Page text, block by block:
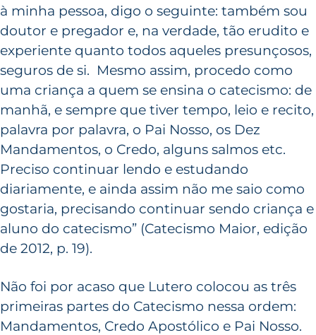
à minha pessoa, digo o seguinte: também sou
doutor e pregador e, na verdade, tão erudito e
experiente quanto todos aqueles presunçosos,
seguros de si. Mesmo assim, procedo como
uma criança a quem se ensina o catecismo: de
manhã, e sempre que tiver tempo, leio e recito,
palavra por palavra, o Pai Nosso, os Dez
Mandamentos, o Credo, alguns salmos etc.
Preciso continuar lendo e estudando
diariamente, e ainda assim não me saio como
gostaria, precisando continuar sendo criança e
aluno do catecismo” (Catecismo Maior, edição
de 2012, p. 19).
Não foi por acaso que Lutero colocou as três
primeiras partes do Catecismo nessa ordem:
Mandamentos, Credo Apostólico e Pai Nosso.